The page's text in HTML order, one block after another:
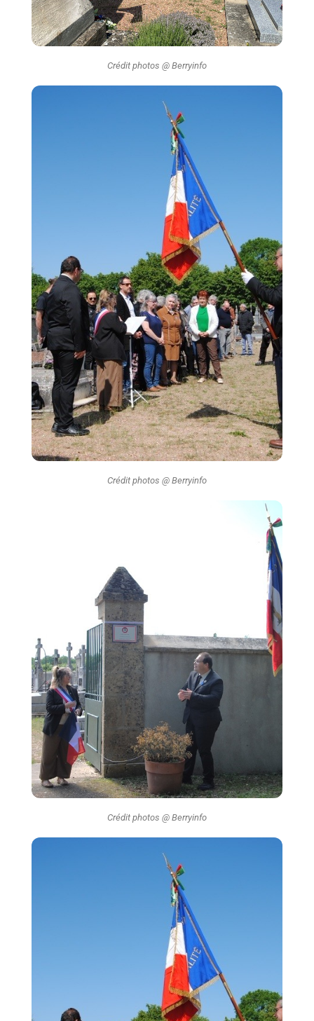
Crédit photos @ Berryinfo
Crédit photos @ Berryinfo
Crédit photos @ Berryinfo